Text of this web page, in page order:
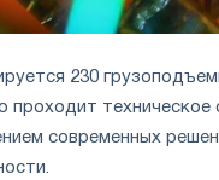
230
проходит техническое
современных